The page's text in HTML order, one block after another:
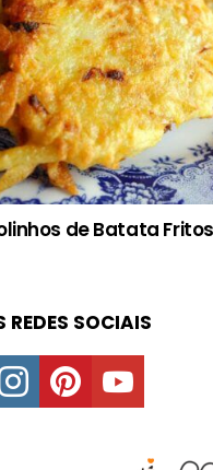
de Batata
SOCIAIS
instagrampinterestyoutube